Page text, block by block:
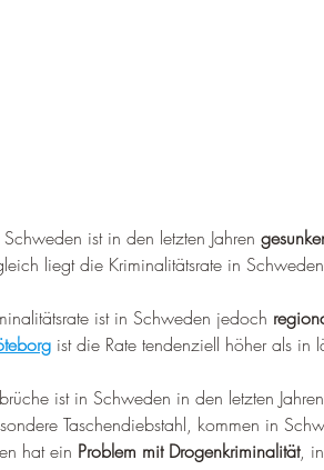
ist in den letzten Jahren
liegt die Kriminalitätsrate in
ist in Schweden jedoch
ist die Rate tendenziell höher als in
ist in Schweden in den letzten Jahren
Taschendiebstahl, kommen in
hat ein Problem mit Drogenkriminalität,